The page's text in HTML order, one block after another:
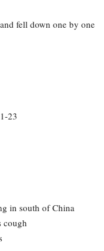
fell down one by one
23
in south of China
cough